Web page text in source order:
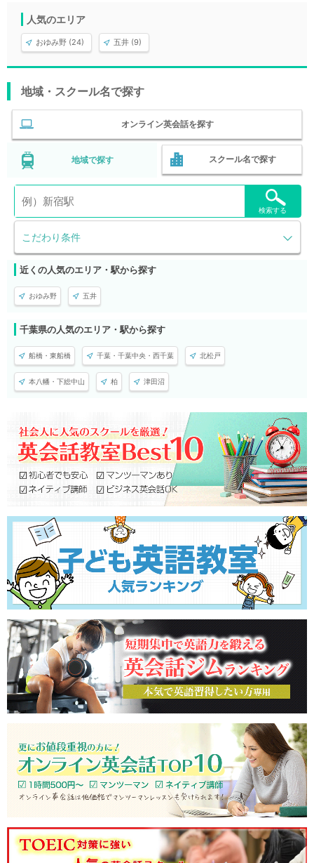
人気のエリア
おゆみ野 (24) 五井 (9)
地域・スクール名で探す
オンライン英会話を探す
地域で探す スクール名で探す
こだわり条件
検索する
近くの人気のエリア・駅から探す
おゆみ野 五井
千葉県の人気のエリア・駅から探す
船橋・東船橋 千葉・千葉中央・西千葉 北松戸
本八幡・下総中山 柏 津田沼